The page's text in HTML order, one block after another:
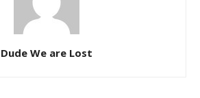
Dude We are Lost